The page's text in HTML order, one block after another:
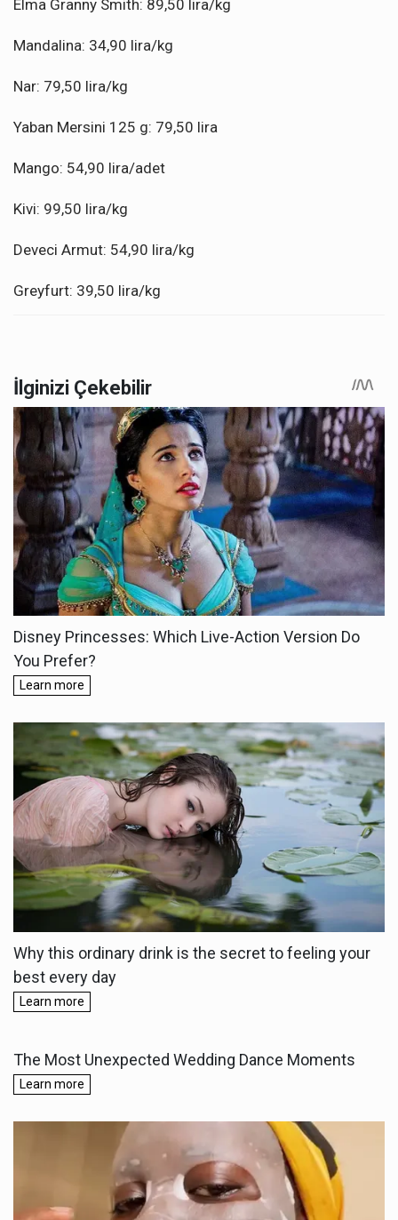
Elma Granny Smith: 89,50 lira/kg
Mandalina: 34,90 lira/kg
Nar: 79,50 lira/kg
Yaban Mersini 125 g: 79,50 lira
Mango: 54,90 lira/adet
Kivi: 99,50 lira/kg
Deveci Armut: 54,90 lira/kg
Greyfurt: 39,50 lira/kg